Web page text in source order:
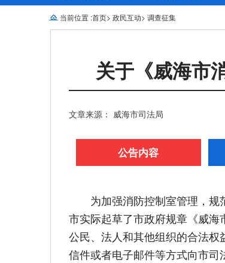
当前位置 :首页> 政民互动> 调查征集
关于《威海市
文章来源： 威海市司法局
公告内容
为加强消防控制室管理，
市实际起草了市政府规章《威
公民、法人和其他组织的合法
信件或者电子邮件等方式向市司